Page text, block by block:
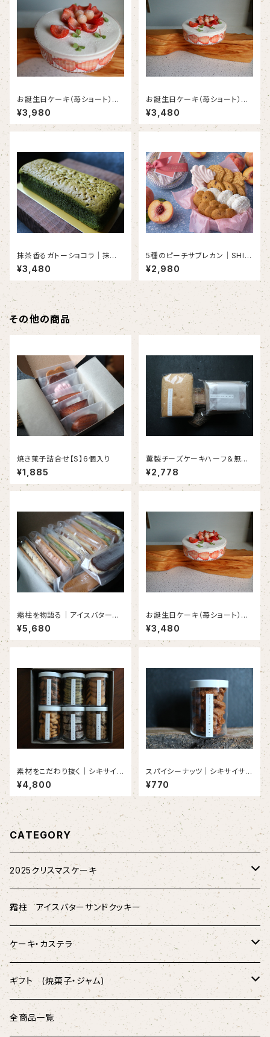
お誕生日ケーキ（苺ショート）｜
PAVLOVA 直径15cm 〈約3
～5名様〉
¥3,980
お誕生日ケーキ（苺ショート）｜
PAVLOVA 直径12cm 〈約2～
3名様分〉
¥3,480
抹茶香るガトーショコラ｜抹茶×
グリーンレモン （1本入り）＜初
夏限定＞＜２０本限定＞＜６月
３日以降発送＞
¥3,480
5種のピーチサブレカン｜SHIKI
SAI PEACH COLLECTION
（１缶）＜2０個限定＞
¥2,980
その他の商品
焼き菓子詰合せ【S】6個入り
¥1,885
薫製チーズケーキハーフ＆無重
力カステラハーフ（2個入り）＜
限定20箱＞＜冷凍便＞
¥2,778
霜柱を物語る｜アイスバターサ
ンドクッキー （10本入り）
¥5,680
お誕生日ケーキ（苺ショート）｜
PAVLOVA 直径12cm 〈約2～
3名様分〉
¥3,480
素材をこだわり抜く｜シキサイサ
ブレ（6個入り）
¥4,800
スパイシーナッツ｜シキサイサブ
レ（1個）
¥770
CATEGORY
2025クリスマスケーキ
★配送★
★店頭受取★
霜柱 アイスバターサンドクッキー
ケーキ・カステラ
薫製チーズケーキ
樹皮 エクレア
ギフト (焼菓子・ジャム)
シキサイサブレ
全商品一覧